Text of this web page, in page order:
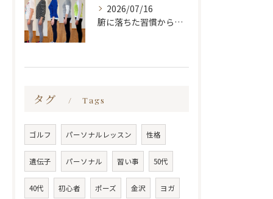
2026/07/16
腑に落ちた習慣から変わる
タグ Tags
ゴルフ パーソナルレッスン 性格
遺伝子 パーソナル 習い事 50代
40代 初心者 ポーズ 金沢 ヨガ